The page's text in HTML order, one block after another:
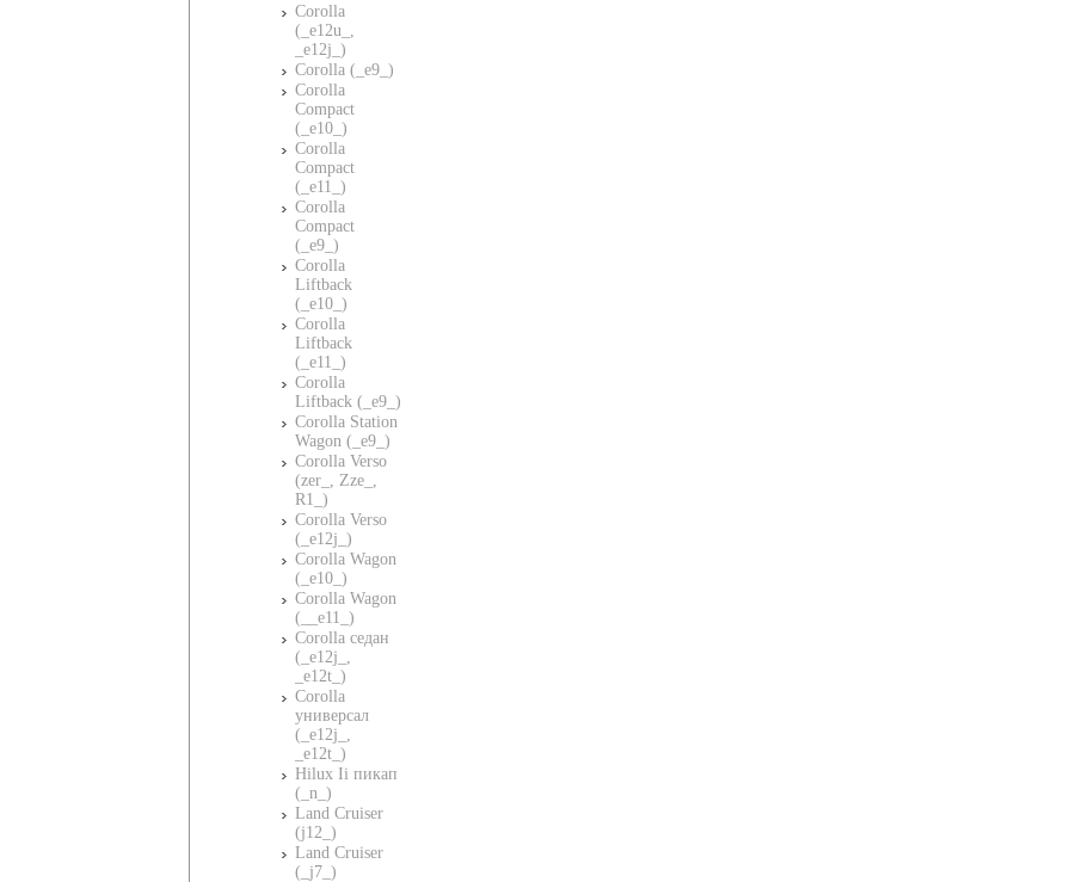
Corolla
(_e12u_,
_e12j_)
Corolla (_e9_)
Corolla
Compact
(_e10_)
Corolla
Compact
(_e11_)
Corolla
Compact
(_e9_)
Corolla
Liftback
(_e10_)
Corolla
Liftback
(_e11_)
Corolla
Liftback (_e9_)
Corolla Station
Wagon (_e9_)
Corolla Verso
(zer_, Zze_,
R1_)
Corolla Verso
(_e12j_)
Corolla Wagon
(_e10_)
Corolla Wagon
(__e11_)
Corolla седан
(_e12j_,
_e12t_)
Corolla
универсал
(_e12j_,
_e12t_)
Hilux Ii пикап
(_n_)
Land Cruiser
(j12_)
Land Cruiser
(_j7_)